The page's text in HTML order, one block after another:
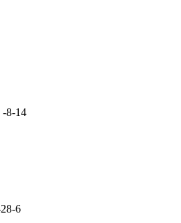
8-14
6